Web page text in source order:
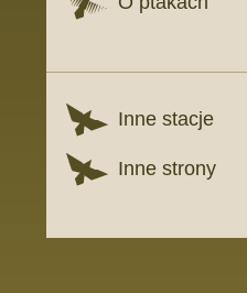
Inne stacje
Inne strony